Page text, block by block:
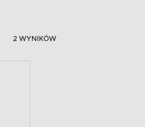
2 WYNIKÓW